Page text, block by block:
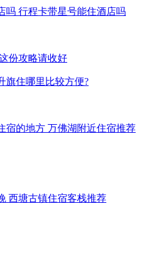
吗 行程卡带星号能住酒店吗
份攻略请收好
旗住哪里比较方便?
宿的地方 万佛湖附近住宿推荐
西塘古镇住宿客栈推荐